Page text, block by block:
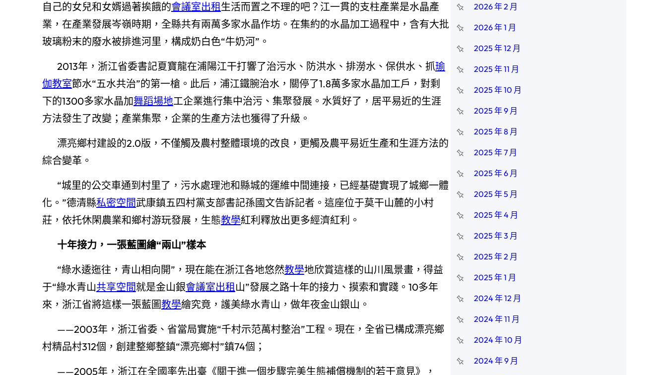
自己的女兒和女婿過著挨餓的會議室出租生活而置之不理的吧？江一貫的支柱產業是水晶產
業，在產業發展岑嶺時期，全縣共有兩萬多家水晶作坊。在集約的水晶加工過程中，含有大批
玻璃粉末的廢水被排進河里，構成奶白色“牛奶河”。
2013年，浙江省委書記夏寶龍在浦陽江干打響了治污水、防洪水、排澇水、保供水、抓瑜
伽教室節水“五水共治”的第一槍。此后，浦江鐵腕治水，關停了1.8萬多家水晶加工戶，對剩
下的1300多家水晶加舞蹈場地工企業進行集中治污、集聚發展。水質好了，居平易近的生涯
方法發生了改變；產業集聚，企業的生產方法也獲得了升級。
漂亮鄉村建設的2.0版，不僅觸及農村整體環境的改良，更觸及農平易近生產和生涯方法的
綜合變革。
“城里的公交車通到村里了，污水處理池和縣城的運維中間連接，已經基礎實現了城鄉一體
化。”德清縣私密空間武康鎮五四村黨支部書記孫國文告訴記者。這座位于莫干山麓的小村
莊，依托休閑農業和鄉村游玩發展，生態教學紅利釋放出更多經濟紅利。
十年接力，一張藍圖繪“兩山”樣本
“綠水逶迤往，青山相向開”，現在能在浙江各地悠然教學地欣賞這樣的山川風景畫，得益
于“綠水青山共享空間就是金山銀會議室出租山”發展之路十年的接力、摸索和實踐。10多年
來，浙江省將這樣一張藍圖教學繪究竟，護美綠水青山，做年夜金山銀山。
——2003年，浙江省委、省當局實施“千村示范萬村整治”工程。現在，全省已構成漂亮鄉
村精品村312個，創建整鄉整鎮“漂亮鄉村”鎮74個；
——2005年，浙江在全國率先出臺《關于進一個步驟完美生態補償機制的若干意見》，
2026 年 2 月
2026 年 1 月
2025 年 12 月
2025 年 11 月
2025 年 10 月
2025 年 9 月
2025 年 8 月
2025 年 7 月
2025 年 6 月
2025 年 5 月
2025 年 4 月
2025 年 3 月
2025 年 2 月
2025 年 1 月
2024 年 12 月
2024 年 11 月
2024 年 10 月
2024 年 9 月